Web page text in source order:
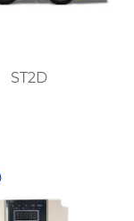
ST2D